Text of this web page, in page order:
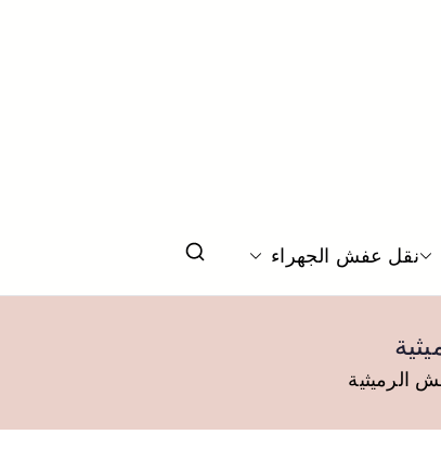
نقل عفش الجهراء